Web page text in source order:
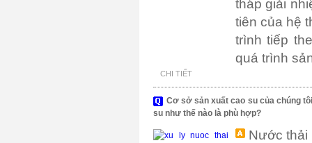
tháp giải
tiên của hệ
trình tiếp
quá trình
CHI TIẾT
Cơ sở sản xuất cao su của chúng
su như thế nào là phù hợp?
Nước thải